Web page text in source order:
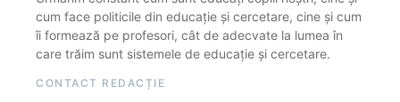
cum face politicile din educație și cercetare, cine și cum
îi formează pe profesori, cât de adecvate la lumea în
care trăim sunt sistemele de educație și cercetare.
CONTACT REDACȚIE